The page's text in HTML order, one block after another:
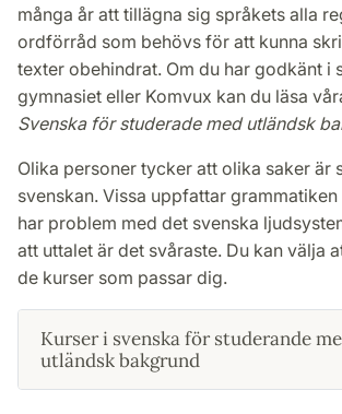
många år att tillägna sig språkets alla
ordförråd som behövs för att kunna
texter obehindrat. Om du har godkänt i
gymnasiet eller Komvux kan du läsa
Svenska för studerade med utländsk
Olika personer tycker att olika saker är
svenskan. Vissa uppfattar grammatiken
har problem med det svenska
att uttalet är det svåraste. Du kan välja
de kurser som passar dig.
Kurser i svenska för studerande
utländsk bakgrund